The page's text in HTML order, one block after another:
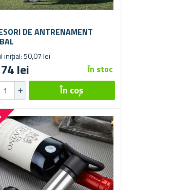
DE ANTRENAMENT
inițial: 50,07 lei
lei În stoc